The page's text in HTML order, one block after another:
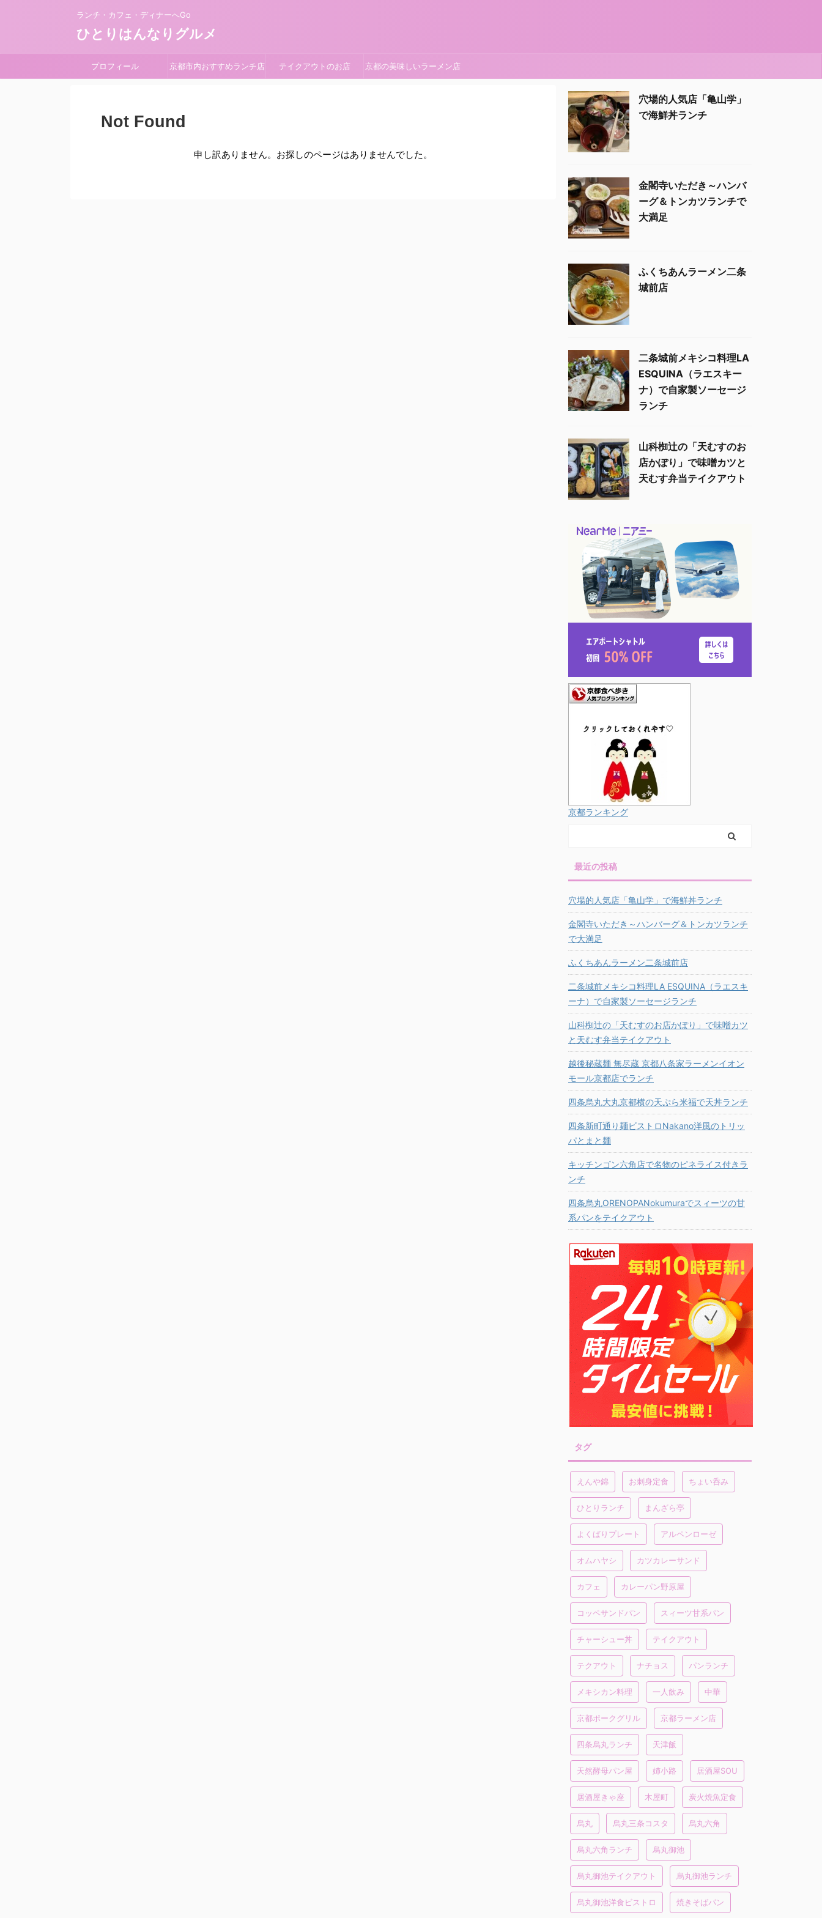
ランチ・カフェ・ディナーへGo
ひとりはんなりグルメ
プロフィール 京都市内おすすめランチ店 テイクアウトのお店 京都の美味しいラーメン店
Not Found
申し訳ありません。お探しのページはありませんでした。
穴場的人気店「亀山学」
で海鮮丼ランチ
金閣寺いただき～ハンバ
ーグ＆トンカツランチで
大満足
ふくちあんラーメン二条
城前店
二条城前メキシコ料理LA
ESQUINA（ラエスキー
ナ）で自家製ソーセージ
ランチ
山科椥辻の「天むすのお
店かぽり」で味噌カツと
天むす弁当テイクアウト
京都ランキング
最近の投稿
穴場的人気店「亀山学」で海鮮丼ランチ
金閣寺いただき～ハンバーグ＆トンカツランチ
で大満足
ふくちあんラーメン二条城前店
二条城前メキシコ料理LA ESQUINA（ラエスキ
ーナ）で自家製ソーセージランチ
山科椥辻の「天むすのお店かぽり」で味噌カツ
と天むす弁当テイクアウト
越後秘蔵麺 無尽蔵 京都八条家ラーメンイオン
モール京都店でランチ
四条烏丸大丸京都横の天ぷら米福で天丼ランチ
四条新町通り麺ビストロNakano洋風のトリッ
パとまと麺
キッチンゴン六角店で名物のピネライス付きラ
ンチ
四条烏丸ORENOPANokumuraでスィーツの甘
系パンをテイクアウト
タグ
えんや錦 お刺身定食 ちょい呑み
ひとりランチ まんざら亭
よくばりプレート アルペンローゼ
オムハヤシ カツカレーサンド
カフェ カレーパン野原屋
コッペサンドパン スィーツ甘系パン
チャーシュー丼 テイクアウト
テクアウト ナチョス パンランチ
メキシカン料理 一人飲み 中華
京都ポークグリル 京都ラーメン店
四条烏丸ランチ 天津飯
天然酵母パン屋 姉小路 居酒屋SOU
居酒屋きゃ座 木屋町 炭火焼魚定食
烏丸 烏丸三条コスタ 烏丸六角
烏丸六角ランチ 烏丸御池
烏丸御池テイクアウト 烏丸御池ランチ
烏丸御池洋食ビストロ 焼きそばパン